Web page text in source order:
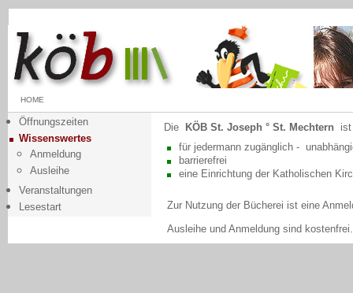
HOME
Öffnungszeiten
Wissenswertes
Anmeldung
Ausleihe
Veranstaltungen
Lesestart
Die KÖB St. Joseph ° St. Mechtern ist
für jedermann zugänglich -
barrierefrei
eine Einrichtung der Katholischen
Zur Nutzung der Bücherei ist eine
Ausleihe und Anmeldung sind kostenfrei.